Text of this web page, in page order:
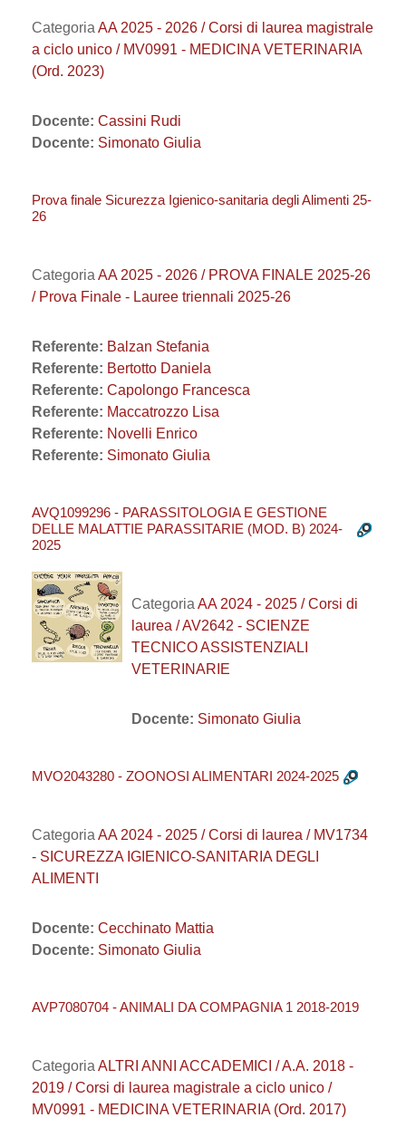
Categoria AA 2025 - 2026 / Corsi di laurea magistrale
a ciclo unico / MV0991 - MEDICINA VETERINARIA
(Ord. 2023)
Docente: Cassini Rudi
Docente: Simonato Giulia
Prova finale Sicurezza Igienico-sanitaria degli Alimenti 25-
26
Categoria AA 2025 - 2026 / PROVA FINALE 2025-26
/ Prova Finale - Lauree triennali 2025-26
Referente: Balzan Stefania
Referente: Bertotto Daniela
Referente: Capolongo Francesca
Referente: Maccatrozzo Lisa
Referente: Novelli Enrico
Referente: Simonato Giulia
AVQ1099296 - PARASSITOLOGIA E GESTIONE
DELLE MALATTIE PARASSITARIE (MOD. B) 2024-
2025
Categoria AA 2024 - 2025 / Corsi di
laurea / AV2642 - SCIENZE
TECNICO ASSISTENZIALI
VETERINARIE
Docente: Simonato Giulia
MVO2043280 - ZOONOSI ALIMENTARI 2024-2025
Categoria AA 2024 - 2025 / Corsi di laurea / MV1734
- SICUREZZA IGIENICO-SANITARIA DEGLI
ALIMENTI
Docente: Cecchinato Mattia
Docente: Simonato Giulia
AVP7080704 - ANIMALI DA COMPAGNIA 1 2018-2019
Categoria ALTRI ANNI ACCADEMICI / A.A. 2018 -
2019 / Corsi di laurea magistrale a ciclo unico /
MV0991 - MEDICINA VETERINARIA (Ord. 2017)